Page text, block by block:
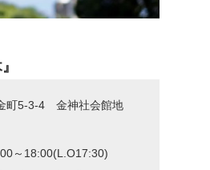
町5-3-4 金神社会館地
～18:00(L.O17:30)